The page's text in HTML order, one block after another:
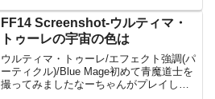
色」のライトの設定が、まただ猫のSSに
魔法をかけてくれたよ...
FF14 Screenshot-ウルティマ・
トゥーレの宇宙の色は
ウルティマ・トゥーレ/エフェクト強調(パ
ーティクル)/Blue Mage初めて青魔道士を
撮ってみましたなーちゃんがプレイして